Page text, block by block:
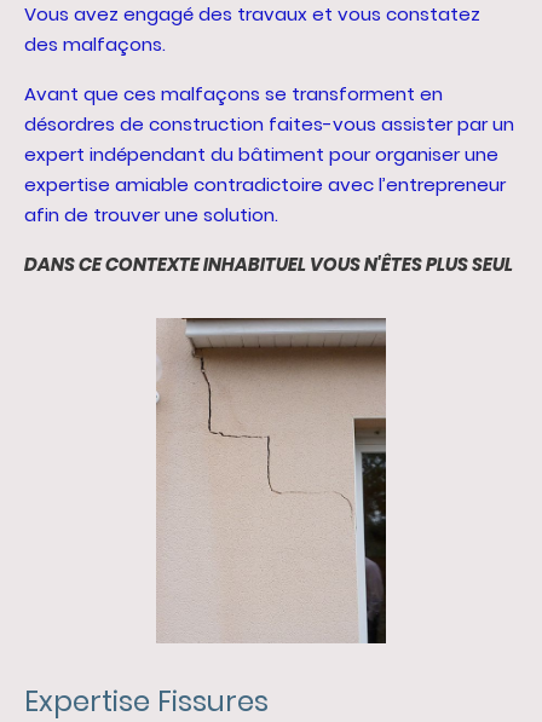
Vous avez engagé des travaux et vous constatez
des malfaçons.
Avant que ces malfaçons se transforment en
désordres de construction faites-vous assister par un
expert indépendant du bâtiment pour organiser une
expertise amiable contradictoire avec l’entrepreneur
afin de trouver une solution.
DANS CE CONTEXTE INHABITUEL VOUS N'ÊTES PLUS SEUL
Expertise Fissures